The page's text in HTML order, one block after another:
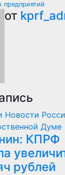
предприятий
от
Новости
Думе
КПРФ
рублей